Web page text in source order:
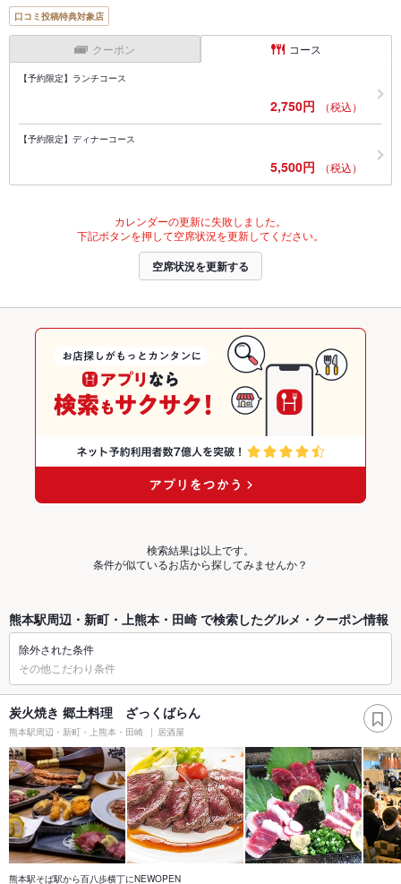
口コミ投稿特典対象店
クーポン コース
【予約限定】ランチコース
2,750円 （税込）
【予約限定】ディナーコース
5,500円 （税込）
カレンダーの更新に失敗しました。
下記ボタンを押して空席状況を更新してください。
空席状況を更新する
検索結果は以上です。
条件が似ているお店から探してみませんか？
熊本駅周辺・新町・上熊本・田崎 で検索したグルメ・クーポン情報
除外された条件
その他こだわり条件
炭火焼き 郷土料理 ざっくばらん
熊本駅周辺・新町・上熊本・田崎 居酒屋
熊本駅そば駅から百八歩横丁にNEWOPEN